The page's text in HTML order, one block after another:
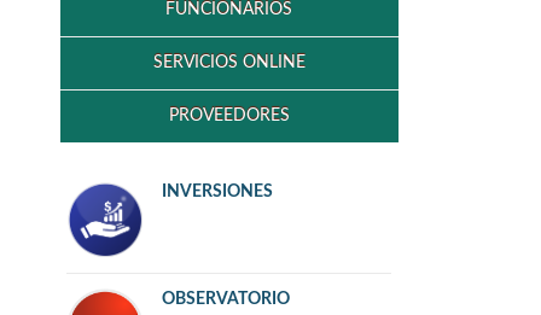
FUNCIONARIOS
SERVICIOS ONLINE
PROVEEDORES
INVERSIONES
OBSERVATORIO